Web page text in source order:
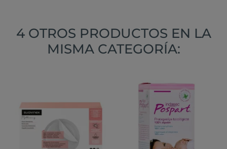
4 OTROS PRODUCTOS EN LA
MISMA CATEGORÍA: